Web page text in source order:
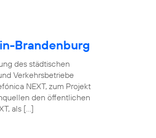
Brandenburg
des städtischen
Verkehrsbetriebe
NEXT, zum Projekt
den öffentlichen
als […]